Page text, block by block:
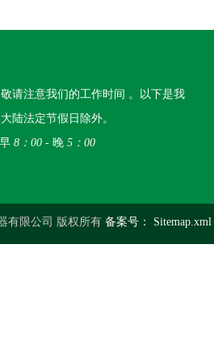
请注意我们的工作时间 。以下是我
陆法定节假日除外。
8：00 - 晚 5：00
有限公司 版权所有 备案号： Sitemap.xml